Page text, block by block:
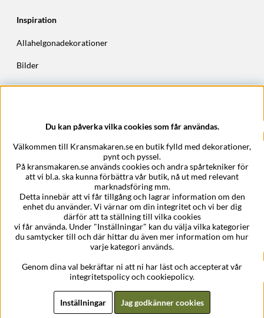
Inspiration
Allahelgonadekorationer
Bilder
Höstkransar
Epost:support@kransmakaren.se
Du kan påverka vilka cookies som får användas.
Välkommen till Kransmakaren.se en butik fylld med dekorationer,
pynt och pyssel.
På kransmakaren.se används cookies och andra spårtekniker för
att vi bl.a. ska kunna förbättra vår butik, nå ut med relevant
marknadsföring mm.
Detta innebär att vi får tillgång och lagrar information om den
enhet du använder. Vi värnar om din integritet och vi ber dig
därför att ta ställning till vilka cookies
vi får använda. Under "Inställningar" kan du välja vilka kategorier
du samtycker till och där hittar du även mer information om hur
varje kategori används.
Genom dina val bekräftar ni att ni har läst och accepterat vår
integritetspolicy och cookiepolicy.
Inställningar Jag godkänner cookies